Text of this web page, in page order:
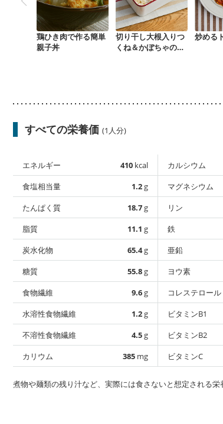
鶏ひき肉で作る簡単
親子丼
切り干し大根入りつ
くね＆かぼちゃの煮
炒める
すべての栄養価 (1人分)
エネルギー 410 kcal
食塩相当量
1.2g
たんぱく質
18.7g
脂質
11.1 g
炭水化物
65.4g
糖質
55.8g
食物繊維
9.6g
水溶性食物繊維
1.2g
不溶性食物繊維
4.5g
カリウム
385 mg
カルシウム
マグネシウム
リン
鉄
亜鉛
ヨウ素
コレステロール
ビタミンB1
ビタミンB2
ビタミンC
煮物や麺類の残り汁など、実際には食さないと想定される栄